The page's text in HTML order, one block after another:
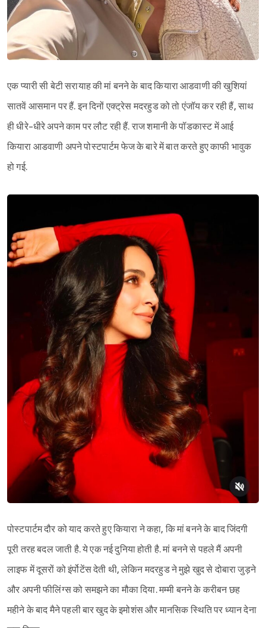
एक प्यारी सी बेटी सरायाह की मां बनने के बाद कियारा आडवाणी की खुशियां
सातवें आसमान पर हैं. इन दिनों एक्ट्रेस मदरहुड को तो एंजॉय कर रही हैं, साथ
ही धीरे-धीरे अपने काम पर लौट रही हैं. राज शमानी के पॉडकास्ट में आई
कियारा आडवाणी अपने पोस्टपार्टम फेज के बारे में बात करते हुए काफी भावुक
हो गई.
पोस्टपार्टम दौर को याद करते हुए कियारा ने कहा, कि मां बनने के बाद जिंदगी
पूरी तरह बदल जाती है. ये एक नई दुनिया होती है. मां बनने से पहले मैं अपनी
लाइफ में दूसरों को इंर्पोटेंस देती थी, लेकिन मदरहुड ने मुझे खुद से दोबारा जुड़ने
और अपनी फीलिंग्स को समझने का मौका दिया. मम्मी बनने के करीबन छह
महीने के बाद मैने पहली बार खुद के इमोशंस और मानसिक स्थिति पर ध्यान देना